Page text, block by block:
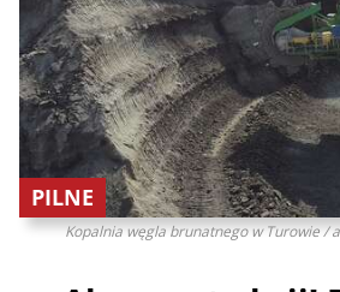
Kopalnia węgla brunatnego w Turowie /
PILNE